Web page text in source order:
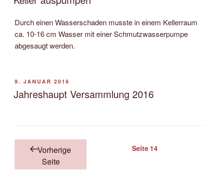
Durch einen Wasserschaden musste in einem Kellerraum
ca. 10-16 cm Wasser mit einer Schmutzwasserpumpe
abgesaugt werden.
VERÖFFENTLICHT
AM
9. JANUAR 2016
Jahreshaupt Versammlung 2016
Seitennummerierung
Beiträge
Vorherige
Seite
Seite 14